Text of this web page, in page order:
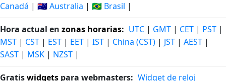
Canadá | 🇦🇺 Australia | 🇧🇷 Brasil |
Hora actual en zonas horarias: UTC | GMT | CET | PST |
MST | CST | EST | EET | IST | China (CST) | JST | AEST |
SAST | MSK | NZST |
Gratiswidgets para webmasters: Widget de reloj